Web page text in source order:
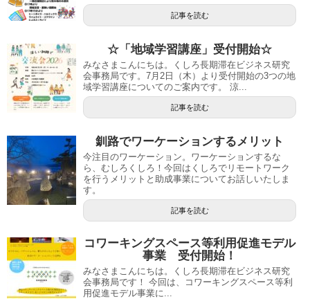
記事を読む
☆「地域学習講座」受付開始☆
みなさまこんにちは。くしろ長期滞在ビジネス研究
会事務局です。7月2日（木）より受付開始の3つの地
域学習講座についてのご案内です。 涼...
記事を読む
釧路でワーケーションするメリット
今注目のワーケーション。ワーケーションするな
ら、むしろくしろ！今回はくしろでリモートワーク
を行うメリットと助成事業についてお話しいたしま
す。
記事を読む
コワーキングスペース等利用促進モデル
事業 受付開始！
みなさまこんにちは。くしろ長期滞在ビジネス研究
会事務局です！ 今回は、コワーキングスペース等利
用促進モデル事業に...